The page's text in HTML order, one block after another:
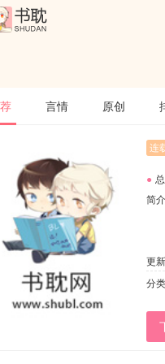
言情 原创
连
●
简
更
分